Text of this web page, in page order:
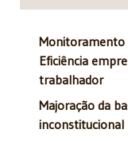
Monitoramento
Eficiência
trabalhador
Majoração da
inconstitucional